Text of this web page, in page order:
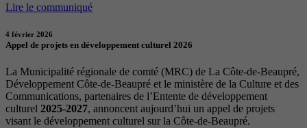
Lire le communiqué
4 février 2026
Appel de projets en développement culturel 2026
La Municipalité régionale de comté (MRC) de La Côte-de-Beaupré,
Développement Côte-de-Beaupré et le ministère de la Culture et des
Communications, partenaires de l’Entente de développement
culturel 2025-2027, annoncent aujourd’hui un appel de projets
visant le développement culturel sur la Côte-de-Beaupré.